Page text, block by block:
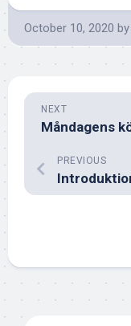
October 10, 2020 by
NEXT
Måndagens
PREVIOUS